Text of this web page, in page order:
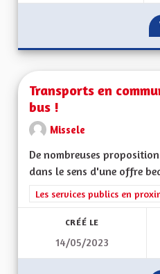
Transports en
bus !
Missele
De nombreuses
dans le sens d'une offre
Filtrer les résultats de la
Les services publics en
CRÉÉ LE
14/05/2023